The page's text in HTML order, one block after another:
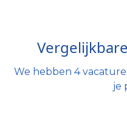
We hebben 4
je